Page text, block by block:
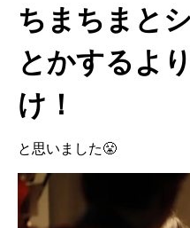
ちまちまと
とかするよ
け！
と思いました😤